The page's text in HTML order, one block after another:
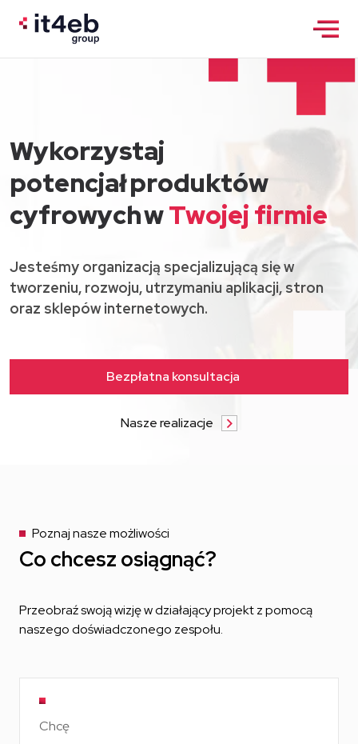
Wykorzystaj
potencjał produktów
cyfrowych wTwojej firmie
Jesteśmy organizacją specjalizującą się w
tworzeniu, rozwoju, utrzymaniu aplikacji, stron
oraz sklepów internetowych.
Bezpłatna konsultacja
Nasze realizacje
Poznaj nasze możliwości
Co chcesz osiągnąć?
Przeobraź swoją wizję w działający projekt z pomocą
naszegodoświadczonego zespołu.
Chcę